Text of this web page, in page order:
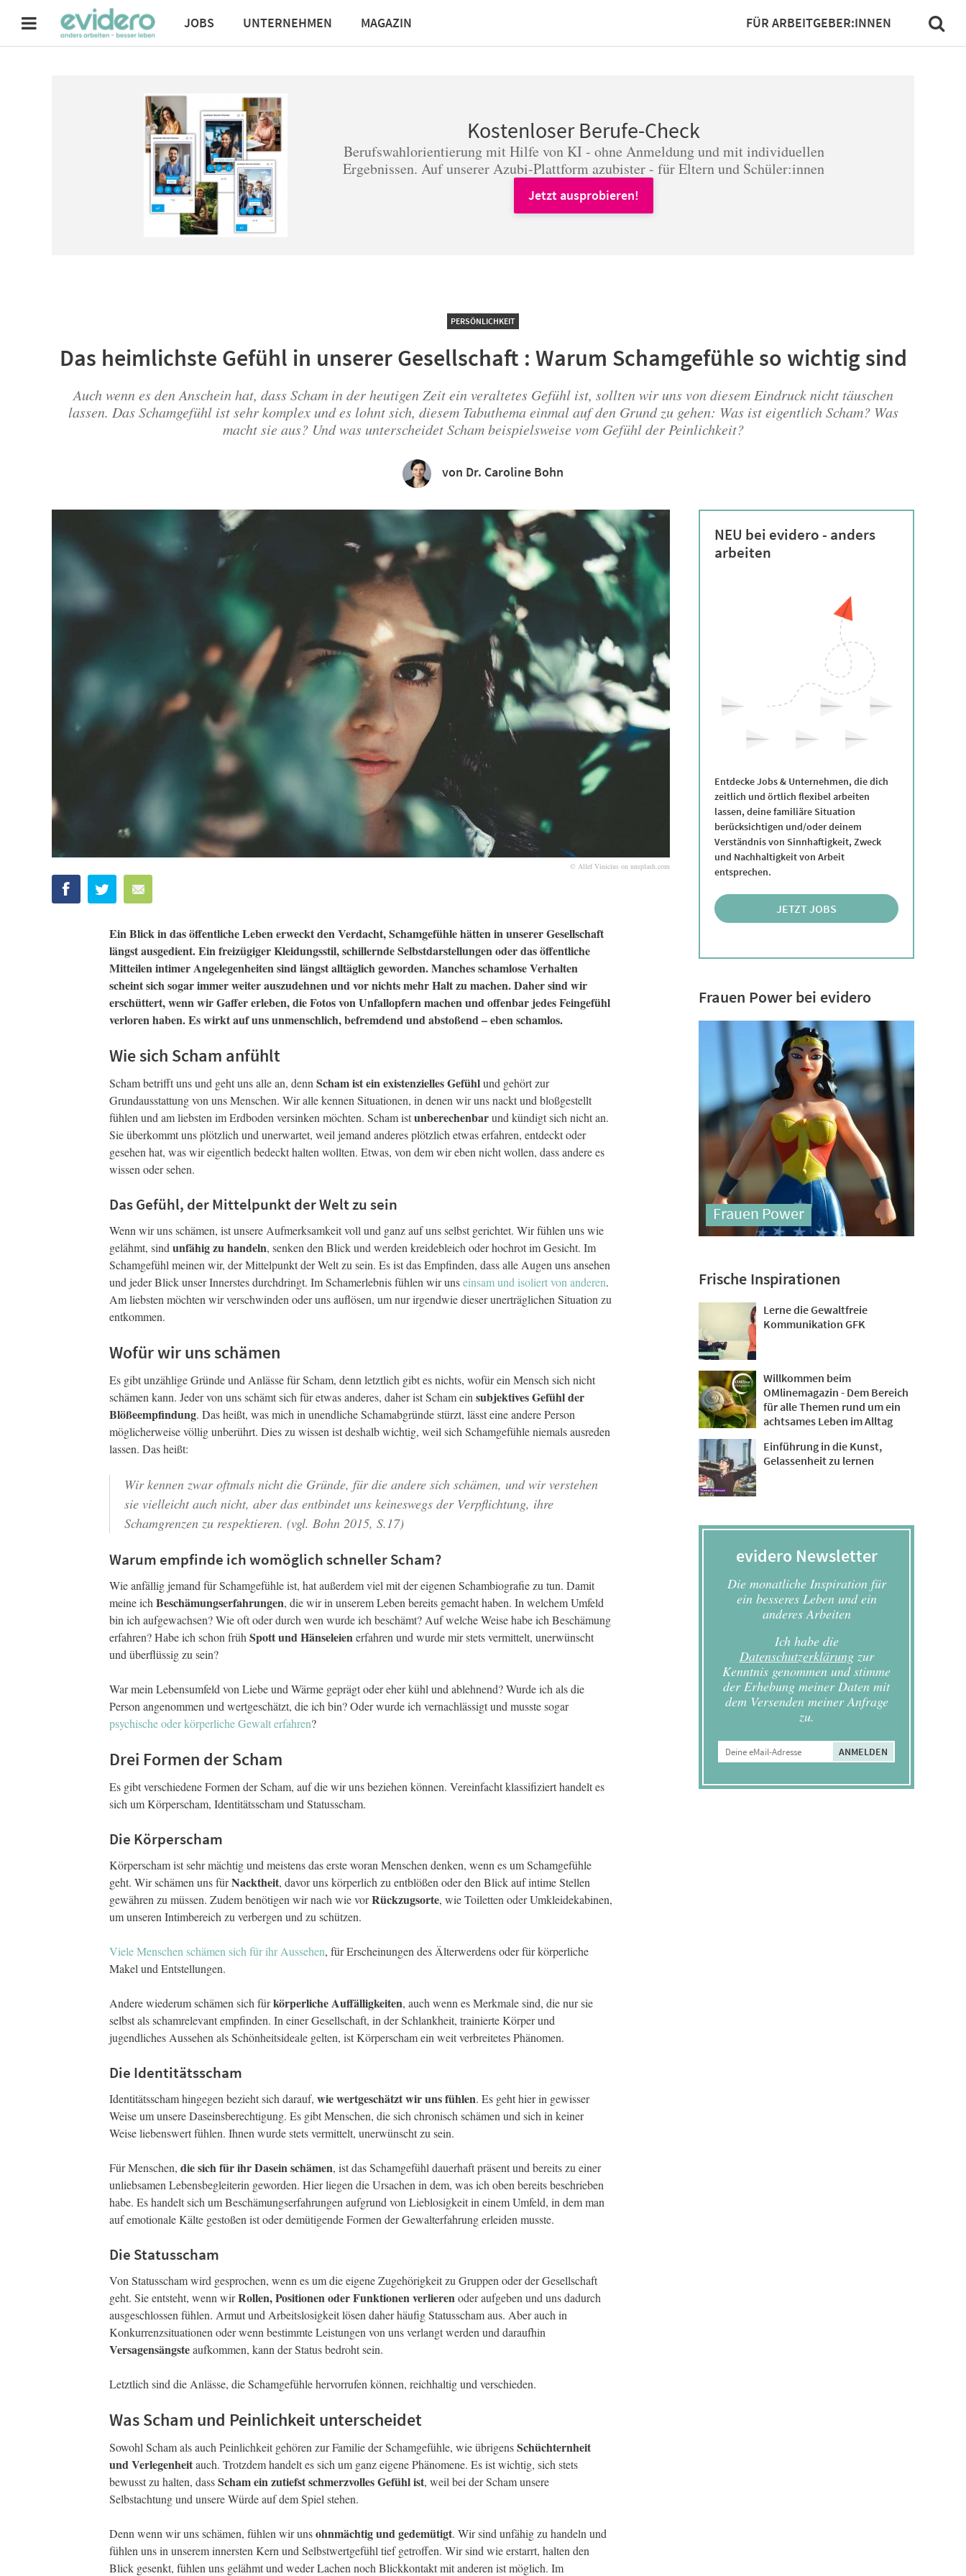
JOBS UNTERNEHMEN MAGAZIN FÜR ARBEITGEBER:INNEN
Kostenloser Berufe-Check
Berufswahlorientierung mit Hilfe von KI - ohne Anmeldung und mit individuellen
Ergebnissen. Auf unserer Azubi-Plattform azubister - für Eltern und Schüler:innen
Jetzt ausprobieren!
PERSÖNLICHKEIT
Das heimlichste Gefühl in unserer Gesellschaft : Warum Schamgefühle so wichtig sind
Auch wenn es den Anschein hat, dass Scham in der heutigen Zeit ein veraltetes Gefühl ist, sollten wir uns von diesem Eindruck nicht täuschen
lassen. Das Schamgefühl ist sehr komplex und es lohnt sich, diesem Tabuthema einmal auf den Grund zu gehen: Was ist eigentlich Scham? Was
macht sie aus? Und was unterscheidet Scham beispielsweise vom Gefühl der Peinlichkeit?
von Dr. Caroline Bohn
© Allef Vinicius on unsplash.com
Ein Blick in das öffentliche Leben erweckt den Verdacht, Schamgefühle hätten in unserer Gesellschaft
längst ausgedient. Ein freizügiger Kleidungsstil, schillernde Selbstdarstellungen oder das öffentliche
Mitteilen intimer Angelegenheiten sind längst alltäglich geworden. Manches schamlose Verhalten
scheint sich sogar immer weiter auszudehnen und vor nichts mehr Halt zu machen. Daher sind wir
erschüttert, wenn wir Gaffer erleben, die Fotos von Unfallopfern machen und offenbar jedes Feingefühl
verloren haben. Es wirkt auf uns unmenschlich, befremdend und abstoßend – eben schamlos.
Wie sich Scham anfühlt
Scham betrifft uns und geht uns alle an, denn Scham ist ein existenzielles Gefühlund gehört zur
Grundausstattung von uns Menschen. Wir alle kennen Situationen, in denen wir uns nackt und bloßgestellt
fühlen und am liebsten im Erdboden versinken möchten. Scham istunberechenbarund kündigt sich nicht an.
Sie überkommt uns plötzlich und unerwartet, weil jemand anderes plötzlich etwas erfahren, entdeckt oder
gesehen hat, was wir eigentlich bedeckt halten wollten. Etwas, von dem wir eben nicht wollen, dass andere es
wissen oder sehen.
Das Gefühl, der Mittelpunkt der Welt zu sein
Wenn wir uns schämen, ist unsere Aufmerksamkeit voll und ganz auf uns selbst gerichtet. Wir fühlen uns wie
gelähmt, sind unfähig zu handeln, senken den Blick und werden kreidebleich oder hochrot im Gesicht. Im
Schamgefühl meinen wir, der Mittelpunkt der Welt zu sein. Es ist das Empfinden, dass alle Augen uns ansehen
und jeder Blick unser Innerstes durchdringt. Im Schamerlebnis fühlen wir unseinsam und isoliert von anderen.
Am liebsten möchten wir verschwinden oder uns auflösen, um nur irgendwie dieser unerträglichen Situation zu
entkommen.
Wofür wir uns schämen
Es gibt unzählige Gründe und Anlässe für Scham, denn letztlich gibt es nichts, wofür ein Mensch sich nicht
schämen kann. Jeder von uns schämt sich für etwas anderes, daher ist Scham ein subjektives Gefühl der
Blößeempfindung. Das heißt, was mich in unendliche Schamabgründe stürzt, lässt eine andere Person
möglicherweise völlig unberührt. Dies zu wissen ist deshalb wichtig, weil sich Schamgefühle niemals ausreden
lassen. Das heißt:
Wir kennen zwar oftmals nicht die Gründe, für die andere sich schämen, und wir verstehen
sie vielleicht auch nicht, aber das entbindet uns keineswegs der Verpflichtung, ihre
Schamgrenzen zu respektieren. (vgl. Bohn 2015, S.17)
Warum empfinde ich womöglich schneller Scham?
Wie anfällig jemand für Schamgefühle ist, hat außerdem viel mit der eigenen Schambiografie zu tun. Damit
meine ich Beschämungserfahrungen, die wir in unserem Leben bereits gemacht haben. In welchem Umfeld
bin ich aufgewachsen? Wie oft oder durch wen wurde ich beschämt? Auf welche Weise habe ich Beschämung
erfahren? Habe ich schon früh Spott und Hänseleienerfahren und wurde mir stets vermittelt, unerwünscht
und überflüssig zu sein?
War mein Lebensumfeld von Liebe und Wärme geprägt oder eher kühl und ablehnend? Wurde ich als die
Person angenommen und wertgeschätzt, die ich bin? Oder wurde ich vernachlässigt und musste sogar
psychische oder körperliche Gewalt erfahren?
Drei Formen der Scham
Es gibt verschiedene Formen der Scham, auf die wir uns beziehen können. Vereinfacht klassifiziert handelt es
sich um Körperscham, Identitätsscham und Statusscham.
Die Körperscham
Körperscham ist sehr mächtig und meistens das erste woran Menschen denken, wenn es um Schamgefühle
geht. Wir schämen uns fürNacktheit, davor uns körperlich zu entblößen oder den Blick auf intime Stellen
gewähren zu müssen. Zudem benötigen wir nach wie vorRückzugsorte, wie Toiletten oder Umkleidekabinen,
um unseren Intimbereich zu verbergen und zu schützen.
Viele Menschen schämen sich für ihr Aussehen, für Erscheinungen des Älterwerdens oder für körperliche
Makel und Entstellungen.
Andere wiederum schämen sich fürkörperliche Auffälligkeiten, auch wenn es Merkmale sind, die nur sie
selbst als schamrelevant empfinden. In einer Gesellschaft, in der Schlankheit, trainierte Körper und
jugendliches Aussehen als Schönheitsideale gelten, ist Körperscham ein weit verbreitetes Phänomen.
Die Identitätsscham
Identitätsscham hingegen bezieht sich darauf, wie wertgeschätzt wir uns fühlen. Es geht hier in gewisser
Weise um unsere Daseinsberechtigung. Es gibt Menschen, die sich chronisch schämen und sich in keiner
Weise liebenswert fühlen. Ihnen wurde stets vermittelt, unerwünscht zu sein.
Für Menschen, die sich für ihr Dasein schämen, ist das Schamgefühl dauerhaft präsent und bereits zu einer
unliebsamen Lebensbegleiterin geworden. Hier liegen die Ursachen in dem, was ich oben bereits beschrieben
habe. Es handelt sich um Beschämungserfahrungen aufgrund von Lieblosigkeit in einem Umfeld, in dem man
auf emotionale Kälte gestoßen ist oder demütigende Formen der Gewalterfahrung erleiden musste.
Die Statusscham
Von Statusscham wird gesprochen, wenn es um die eigene Zugehörigkeit zu Gruppen oder der Gesellschaft
geht. Sie entsteht, wenn wirRollen, Positionen oder Funktionen verlierenoder aufgeben und uns dadurch
ausgeschlossen fühlen. Armut und Arbeitslosigkeit lösen daher häufig Statusscham aus. Aber auch in
Konkurrenzsituationen oder wenn bestimmte Leistungen von uns verlangt werden und daraufhin
Versagensängsteaufkommen, kann der Status bedroht sein.
Letztlich sind die Anlässe, die Schamgefühle hervorrufen können, reichhaltig und verschieden.
Was Scham und Peinlichkeit unterscheidet
Sowohl Scham als auch Peinlichkeit gehören zur Familie der Schamgefühle, wie übrigensSchüchternheit
und Verlegenheitauch. Trotzdem handelt es sich um ganz eigene Phänomene. Es ist wichtig, sich stets
bewusst zu halten, dassScham ein zutiefst schmerzvolles Gefühl ist, weil bei der Scham unsere
Selbstachtung und unsere Würde auf dem Spiel stehen.
Denn wenn wir uns schämen, fühlen wir unsohnmächtig und gedemütigt. Wir sind unfähig zu handeln und
fühlen uns in unserem innersten Kern und Selbstwertgefühl tief getroffen. Wir sind wie erstarrt, halten den
Blick gesenkt, fühlen uns gelähmt und weder Lachen noch Blickkontakt mit anderen ist möglich. Im
NEU bei evidero - anders
arbeiten
Entdecke Jobs & Unternehmen, die dich
zeitlich und örtlich flexibel arbeiten
lassen, deine familiäre Situation
berücksichtigen und/oder deinem
Verständnis von Sinnhaftigkeit, Zweck
und Nachhaltigkeit von Arbeit
entsprechen.
JETZT JOBS
Frauen Power bei evidero
Frauen Power
Frische Inspirationen
Lerne die Gewaltfreie
Kommunikation GFK
Willkommen beim
OMlinemagazin - Dem Bereich
für alle Themen rund um ein
achtsames Leben im Alltag
Einführung in die Kunst,
Gelassenheit zu lernen
evidero Newsletter
Die monatliche Inspiration für
ein besseres Leben und ein
anderes Arbeiten
Ich habe die
Datenschutzerklärungzur
Kenntnis genommen und stimme
der Erhebung meiner Daten mit
dem Versenden meiner Anfrage
zu.